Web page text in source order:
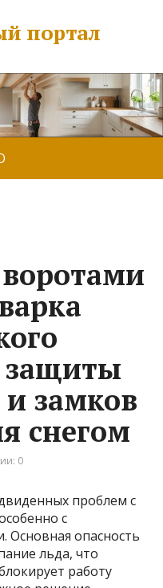
портал
защиты
замков
снегом
0
проблем с
с
Основная опасность
льда, что
работу